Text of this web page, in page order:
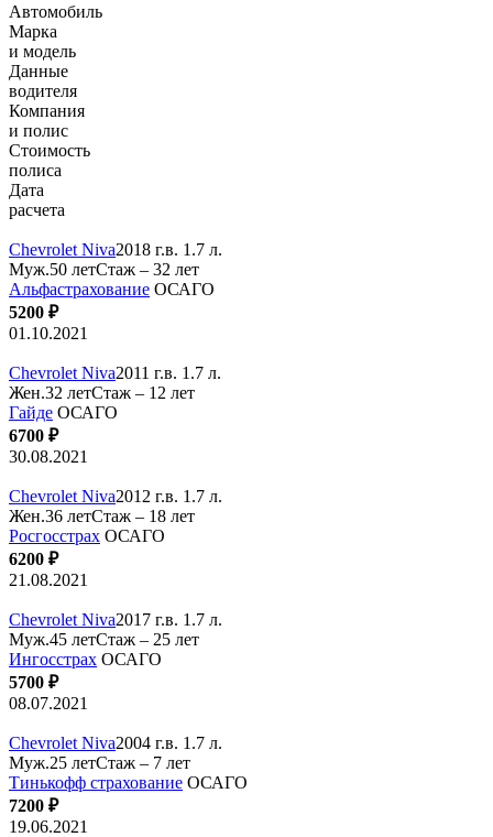
Автомобиль
Марка
и модель
Данные
водителя
Компания
и полис
Стоимость
полиса
Дата
расчета
Chevrolet Niva2018 г.в. 1.7 л.
Муж.50 летСтаж – 32 лет
Альфастрахование ОСАГО
5200 ₽
01.10.2021
Chevrolet Niva2011 г.в. 1.7 л.
Жен.32 летСтаж – 12 лет
Гайде ОСАГО
6700 ₽
30.08.2021
Chevrolet Niva2012 г.в. 1.7 л.
Жен.36 летСтаж – 18 лет
Росгосстрах ОСАГО
6200 ₽
21.08.2021
Chevrolet Niva2017 г.в. 1.7 л.
Муж.45 летСтаж – 25 лет
Ингосстрах ОСАГО
5700 ₽
08.07.2021
Chevrolet Niva2004 г.в. 1.7 л.
Муж.25 летСтаж – 7 лет
Тинькофф страхование ОСАГО
7200 ₽
19.06.2021